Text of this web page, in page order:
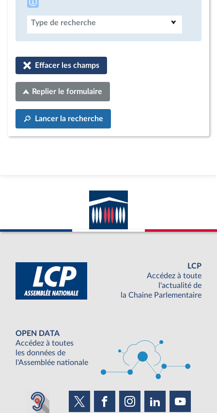
Type de recherche
Effacer les champs
Replier le formulaire
Lancer la recherche
LCP
Accédez à toute
l'actualité de
la Chaine Parlementaire
OPEN DATA
Accédez à toutes
les données de
l'Assemblée nationale